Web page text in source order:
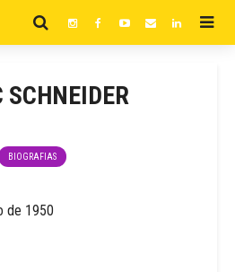
SCHNEIDER
BIOGRAFIAS
de 1950